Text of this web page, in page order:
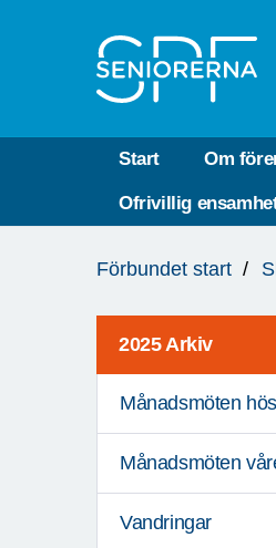
Start Om
Ofrivillig
är
Förbundet start
2025 Arkiv
Månadsmöten
Månadsmöten
Vandringar